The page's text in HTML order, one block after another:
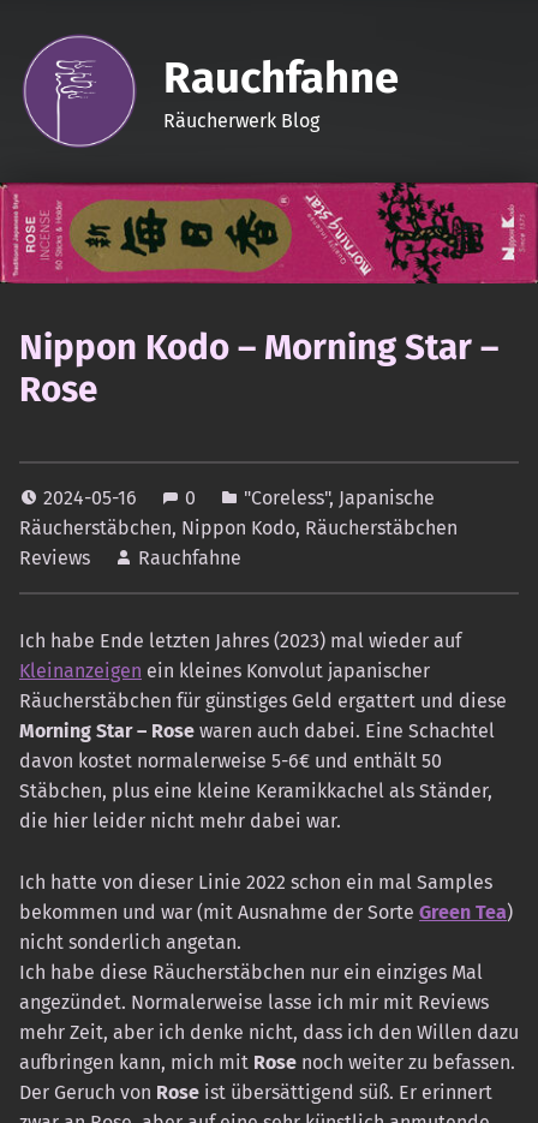
Rauchfahne
Räucherwerk Blog
Nippon Kodo – Morning Star –
Rose
2024-05-16 0 "Coreless", Japanische
Räucherstäbchen, Nippon Kodo, Räucherstäbchen
Reviews
Rauchfahne
Ich habe Ende letzten Jahres (2023) mal wieder auf
Kleinanzeigen ein kleines Konvolut japanischer
Räucherstäbchen für günstiges Geld ergattert und diese
Morning Star – Rose waren auch dabei. Eine Schachtel
davon kostet normalerweise 5-6€ und enthält 50
Stäbchen, plus eine kleine Keramikkachel als Ständer,
die hier leider nicht mehr dabei war.
Ich hatte von dieser Linie 2022 schon ein mal Samples
bekommen und war (mit Ausnahme der Sorte Green Tea)
nicht sonderlich angetan.
Ich habe diese Räucherstäbchen nur ein einziges Mal
angezündet. Normalerweise lasse ich mir mit Reviews
mehr Zeit, aber ich denke nicht, dass ich den Willen dazu
aufbringen kann, mich mit Rose noch weiter zu befassen.
Der Geruch von Rose ist übersättigend süß. Er erinnert